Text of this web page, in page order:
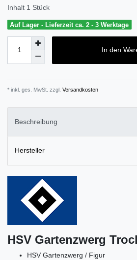
Inhalt 1 Stück
Auf Lager - Lieferzeit ca. 2 - 3 Werktage
In den
* inkl. ges. MwSt. zzgl. Versandkosten
Beschreibung
Hersteller
HSV Gartenzwerg
HSV Gartenzwerg / Figur